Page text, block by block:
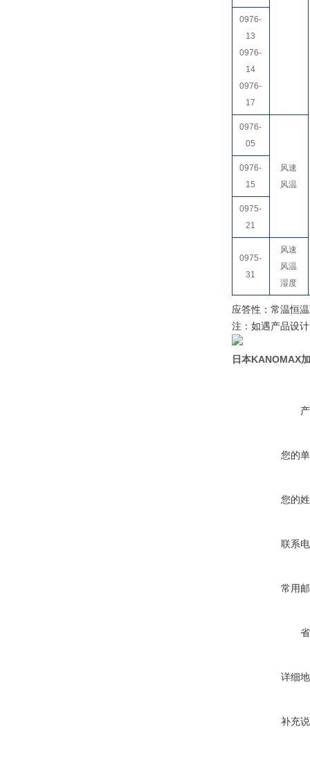
0976-
13
0976-
14
0976-
17
0976-
05
风速
风温
0976-
15
0975-
21
0975-
31
风速
风温
湿度
应答性：常温恒
注：如遇产品设
日本KANOMAX
您的
您的
联系
常用
详细
补充